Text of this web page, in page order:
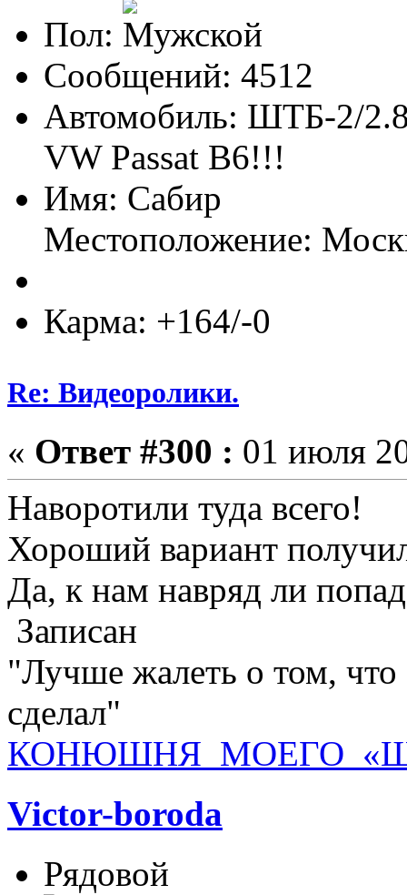
Пол:
Сообщений: 4512
Автомобиль: ШТБ-2/
VW Passat B6!!!
Имя: Сабир
Местоположение:
Карма: +164/-0
Re: Видеоролики.
« Ответ #300 : 01 июля
Наворотили туда всего!
Хороший вариант
Да, к нам навряд ли
Записан
"Лучше жалеть о том, что
сделал"
КОНЮШНЯ МОЕГО
Victor-boroda
Рядовой